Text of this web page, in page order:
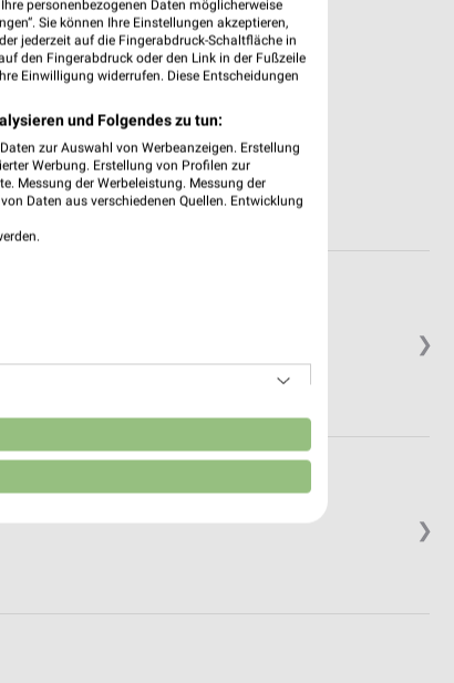
❯
❯
personenbezogenen Daten möglicherweise
Sie können Ihre Einstellungen akzeptieren,
jederzeit auf die Fingerabdruck-Schaltfläche in
den Fingerabdruck oder den Link in der Fußzeile
Einwilligung widerrufen. Diese Entscheidungen
und Folgendes zu tun:
zur Auswahl von Werbeanzeigen. Erstellung
Werbung. Erstellung von Profilen zur
Messung der Werbeleistung. Messung der
Daten aus verschiedenen Quellen. Entwicklung